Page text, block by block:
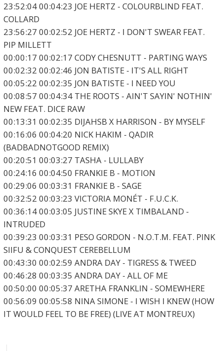
23:52:04 00:04:23 JOE HERTZ - COLOURBLIND FEAT.
COLLARD
23:56:27 00:02:52 JOE HERTZ - I DON'T SWEAR FEAT.
PIP MILLETT
00:00:17 00:02:17 CODY CHESNUTT - PARTING WAYS
00:02:32 00:02:46 JON BATISTE - IT'S ALL RIGHT
00:05:22 00:02:35 JON BATISTE - I NEED YOU
00:08:57 00:04:34 THE ROOTS - AIN'T SAYIN' NOTHIN'
NEW FEAT. DICE RAW
00:13:31 00:02:35 DIJAHSB X HARRISON - BY MYSELF
00:16:06 00:04:20 NICK HAKIM - QADIR
(BADBADNOTGOOD REMIX)
00:20:51 00:03:27 TASHA - LULLABY
00:24:16 00:04:50 FRANKIE B - MOTION
00:29:06 00:03:31 FRANKIE B - SAGE
00:32:52 00:03:23 VICTORIA MONÉT - F.U.C.K.
00:36:14 00:03:05 JUSTINE SKYE X TIMBALAND -
INTRUDED
00:39:23 00:03:31 PESO GORDON - N.O.T.M. FEAT. PINK
SIIFU & CONQUEST CEREBELLUM
00:43:30 00:02:59 ANDRA DAY - TIGRESS & TWEED
00:46:28 00:03:35 ANDRA DAY - ALL OF ME
00:50:00 00:05:37 ARETHA FRANKLIN - SOMEWHERE
00:56:09 00:05:58 NINA SIMONE - I WISH I KNEW (HOW
IT WOULD FEEL TO BE FREE) (LIVE AT MONTREUX)